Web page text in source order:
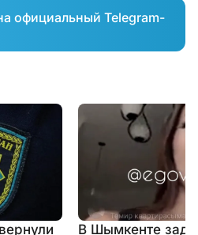
официальный Telegram-
В Шымкенте